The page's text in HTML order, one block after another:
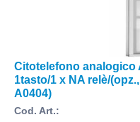
Citotelefono analogico
1tasto/1 x NA relè/
A0404)
Cod. Art.: